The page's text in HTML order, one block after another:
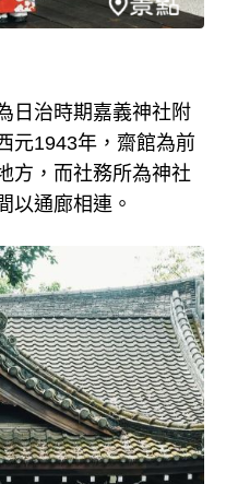
日治時期嘉義神社附
元1943年，齋館為前
方，而社務所為神社
以通廊相連。